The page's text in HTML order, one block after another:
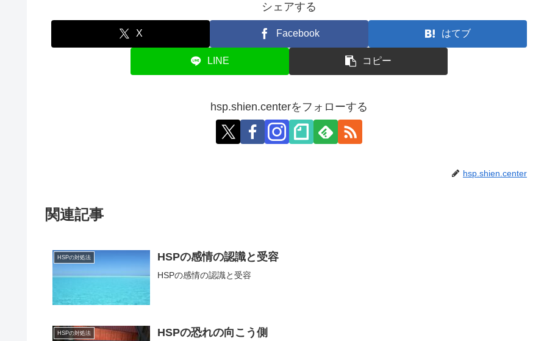
シェアする
X Facebook はてブ
LINE コピー
hsp.shien.centerをフォローする
hsp.shien.center
関連記事
HSPの対処法 HSPの感情の認識と受容
HSPの感情の認識と受容
HSPの対処法 HSPの恐れの向こう側